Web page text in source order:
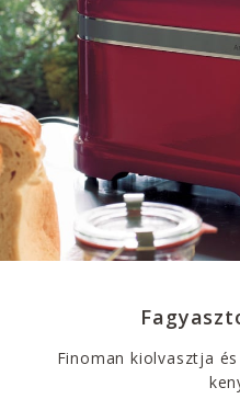
Finoman kiolvasztja